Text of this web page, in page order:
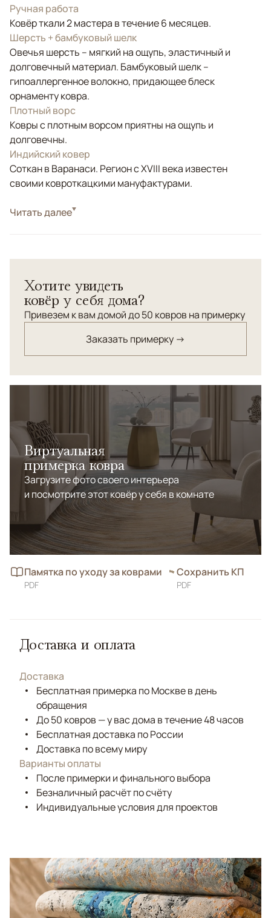
Ручная работа
Ковёр ткали 2 мастера в течение 6 месяцев.
Шерсть + бамбуковый шелк
Овечья шерсть – мягкий на ощупь, эластичный и
долговечный материал. Бамбуковый шелк –
гипоаллергенное волокно, придающее блеск
орнаменту ковра.
Плотный ворс
Ковры с плотным ворсом приятны на ощупь и
долговечны.
Индийский ковер
Соткан в Варанаси. Регион с XVIII века известен
своими ковроткацкими мануфактурами.
СтильСовременные
Читать далее
Хотите увидеть
ковёр у себя дома?
Привезем к вам домой до 50 ковров на примерку
Заказать примерку →
Виртуальная
примерка ковра
Загрузите фото своего интерьера
и посмотрите этот ковёр у себя в комнате
Памятка по уходу за коврами
PDF
Сохранить КП
PDF
Доставка и оплата
Доставка
Бесплатная примерка по Москве в день
обращения
До 50 ковров — у вас дома в течение 48 часов
Бесплатная доставка по России
Доставка по всему миру
Варианты оплаты
После примерки и финального выбора
Безналичный расчёт по счёту
Индивидуальные условия для проектов